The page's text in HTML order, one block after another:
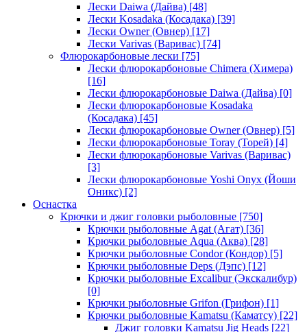
Лески Daiwa (Дайва) [48]
Лески Kosadaka (Косадака) [39]
Лески Owner (Овнер) [17]
Лески Varivas (Варивас) [74]
Флюрокарбоновые лески [75]
Лески флюрокарбоновые Chimera (Химера)
[16]
Лески флюрокарбоновые Daiwa (Дайва) [0]
Лески флюрокарбоновые Kosadaka
(Косадака) [45]
Лески флюрокарбоновые Owner (Овнер) [5]
Лески флюрокарбоновые Toray (Торей) [4]
Лески флюрокарбоновые Varivas (Варивас)
[3]
Лески флюрокарбоновые Yoshi Onyx (Йоши
Оникс) [2]
Оснастка
Крючки и джиг головки рыболовные [750]
Крючки рыболовные Agat (Агат) [36]
Крючки рыболовные Aqua (Аква) [28]
Крючки рыболовные Condor (Кондор) [5]
Крючки рыболовные Deps (Дэпс) [12]
Крючки рыболовные Excalibur (Экскалибур)
[0]
Крючки рыболовные Grifon (Грифон) [1]
Крючки рыболовные Kamatsu (Каматсу) [22]
Джиг головки Kamatsu Jig Heads [22]